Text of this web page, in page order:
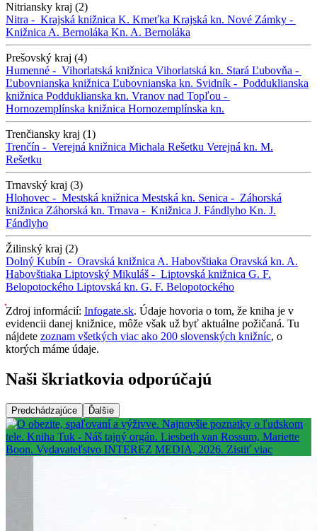
Nitriansky kraj (2)
Nitra - Krajská knižnica K. Kmeťka Krajská kn. Nové Zámky -
Knižnica A. Bernoláka Kn. A. Bernoláka
Prešovský kraj (4)
Humenné - Vihorlatská knižnica Vihorlatská kn. Stará Ľubovňa -
Ľubovnianska knižnica Ľubovnianska kn. Svidník - Podduklianska
knižnica Podduklianska kn. Vranov nad Topľou -
Hornozemplínska knižnica Hornozemplínska kn.
Trenčiansky kraj (1)
Trenčín - Verejná knižnica Michala Rešetku Verejná kn. M.
Rešetku
Trnavský kraj (3)
Hlohovec - Mestská knižnica Mestská kn. Senica - Záhorská
knižnica Záhorská kn. Trnava - Knižnica J. Fándlyho Kn. J.
Fándlyho
Žilinský kraj (2)
Dolný Kubín - Oravská knižnica A. Habovštiaka Oravská kn. A.
Habovštiaka Liptovský Mikuláš - Liptovská knižnica G. F.
Belopotockého Liptovská kn. G. F. Belopotockého
Zdroj informácií: Infogate.sk. Údaje hovoria o tom, že kniha je v
evidencii danej knižnice, môže však už byť aktuálne požičaná. Tu
nájdete zoznam všetkých viac ako 200 slovenských knižníc, o
ktorých máme údaje.
Naši škriatkovia odporúčajú
Predchádzajúce Ďalšie